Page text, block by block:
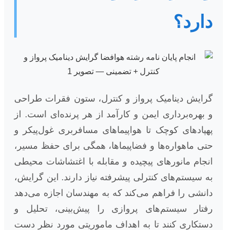
دارد؟
گرایش دینامیک پرواز و کنترل، ستون فقرات طراحی
و بهره‌برداری ایمن و کارآمد از هر پرنده‌ای است. از
پهپادهای کوچک تا هواپیماهای مسافربری غول‌پیکر و
حتی ماهواره‌ها و فضاپیماها، همگی برای حفظ مسیر،
انجام مانورهای پیچیده و مقابله با اغتشاشات محیطی
به سیستم‌های کنترلی پیشرفته نیاز دارند. این گرایش،
دانشی را فراهم می‌کند که به مهندسان اجازه می‌دهد
رفتار سیستم‌های پروازی را پیش‌بینی، تحلیل و
دستکاری کنند تا به اهداف ماموریتی مورد نظر دست